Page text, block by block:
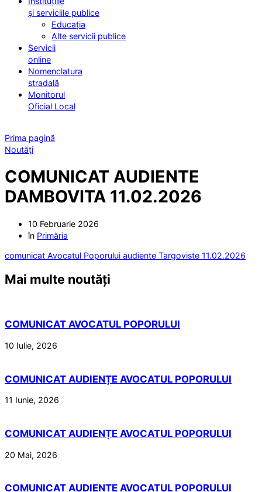
și serviciile publice
Educația
Alte servicii publice
Servicii
online
Nomenclatura
stradală
Monitorul
Oficial Local
Prima pagină
Noutăți
COMUNICAT AUDIENTE
DAMBOVITA 11.02.2026
10 Februarie 2026
în Primăria
comunicat Avocatul Poporului audiente Targoviste 11.02.2026
Mai multe noutăți
COMUNICAT AVOCATUL POPORULUI
10 Iulie, 2026
COMUNICAT AUDIENȚE AVOCATUL POPORULUI
11 Iunie, 2026
COMUNICAT AUDIENȚE AVOCATUL POPORULUI
20 Mai, 2026
COMUNICAT AUDIENȚE AVOCATUL POPORULUI